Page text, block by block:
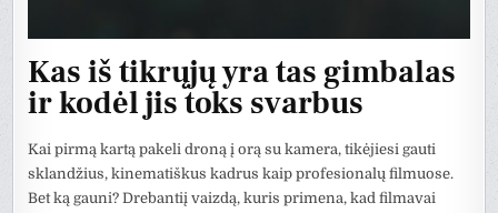
Kas iš tikrųjų yra tas gimbalas
ir kodėl jis toks svarbus
Kai pirmą kartą pakeli droną į orą su kamera, tikėjiesi gauti
sklandžius, kinematiškus kadrus kaip profesionalų filmuose.
Bet ką gauni? Drebantiį vaizdą, kuris primena, kad filmavai